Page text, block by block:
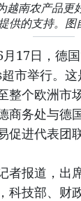
越南农产品
供的支持。图
17日，德国
市举行。
整个欧洲市
商务处与德
促进代表团
者报道，出
科技部、财